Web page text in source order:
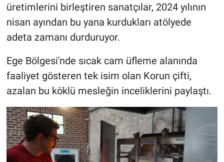
üretimlerini birleştiren sanatçılar, 2024 yılının
nisan ayından bu yana kurdukları atölyede
adeta zamanı durduruyor.
Ege Bölgesi'nde sıcak cam üfleme alanında
faaliyet gösteren tek isim olan Korun çifti,
azalan bu köklü mesleğin inceliklerini paylaştı.